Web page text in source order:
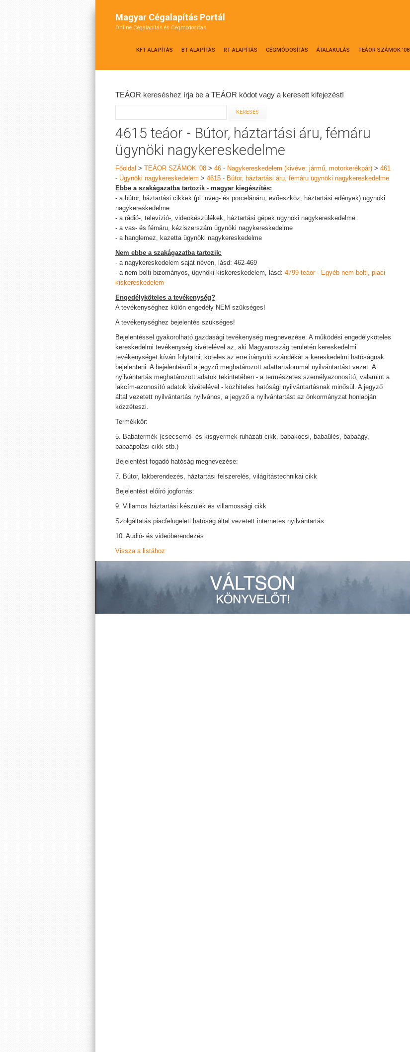
Magyar Cégalapítás Portál
Online Cégalapítás és Cégmódosítás
KFT ALAPÍTÁS BT ALAPÍTÁS RT ALAPÍTÁS CÉGMÓDOSÍTÁS ÁTALAKULÁS TEÁOR SZÁMOK '08
TEÁOR kereséshez írja be a TEÁOR kódot vagy a keresett kifejezést!
4615 teáor - Bútor, háztartási áru, fémáru
ügynöki nagykereskedelme
Főoldal > TEÁOR SZÁMOK '08 > 46 - Nagykereskedelem (kivéve: jármű, motorkerékpár) > 461
- Ügynöki nagykereskedelem > 4615 - Bútor, háztartási áru, fémáru ügynöki nagykereskedelme
Ebbe a szakágazatba tartozik - magyar kiegészítés:
- a bútor, háztartási cikkek (pl. üveg- és porcelánáru, evőeszköz, háztartási edények) ügynöki
nagykereskedelme
- a rádió-, televízió-, videokészülékek, háztartási gépek ügynöki nagykereskedelme
- a vas- és fémáru, kéziszerszám ügynöki nagykereskedelme
- a hanglemez, kazetta ügynöki nagykereskedelme
Nem ebbe a szakágazatba tartozik:
- a nagykereskedelem saját néven, lásd: 462-469
- a nem bolti bizományos, ügynöki kiskereskedelem, lásd: 4799 teáor - Egyéb nem bolti, piaci
kiskereskedelem
Engedélyköteles a tevékenység?
A tevékenységhez külön engedély NEM szükséges!
A tevékenységhez bejelentés szükséges!
Bejelentéssel gyakorolható gazdasági tevékenység megnevezése: A működési engedélyköteles
kereskedelmi tevékenység kivételével az, aki Magyarország területén kereskedelmi
tevékenységet kíván folytatni, köteles az erre irányuló szándékát a kereskedelmi hatóságnak
bejelenteni. A bejelentésről a jegyző meghatározott adattartalommal nyilvántartást vezet. A
nyilvántartás meghatározott adatok tekintetében - a természetes személyazonosító, valamint a
lakcím-azonosító adatok kivételével - közhiteles hatósági nyilvántartásnak minősül. A jegyző
által vezetett nyilvántartás nyilvános, a jegyző a nyilvántartást az önkormányzat honlapján
közzéteszi.
Termékkör:
5. Babatermék (csecsemő- és kisgyermek-ruházati cikk, babakocsi, babaülés, babaágy,
babaápolási cikk stb.)
Bejelentést fogadó hatóság megnevezése:
7. Bútor, lakberendezés, háztartási felszerelés, világítástechnikai cikk
Bejelentést előíró jogforrás:
9. Villamos háztartási készülék és villamossági cikk
Szolgáltatás piacfelügeleti hatóság által vezetett internetes nyilvántartás:
10. Audió- és videóberendezés
Vissza a listához